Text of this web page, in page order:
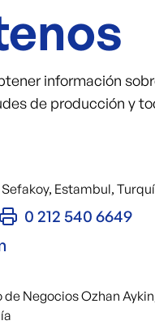
información
de producción y
Estambul,
0 212 540 6649
Negocios Ozhan Aykin,